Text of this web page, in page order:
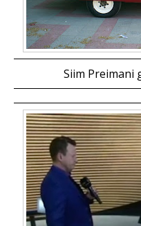
Siim Preimani